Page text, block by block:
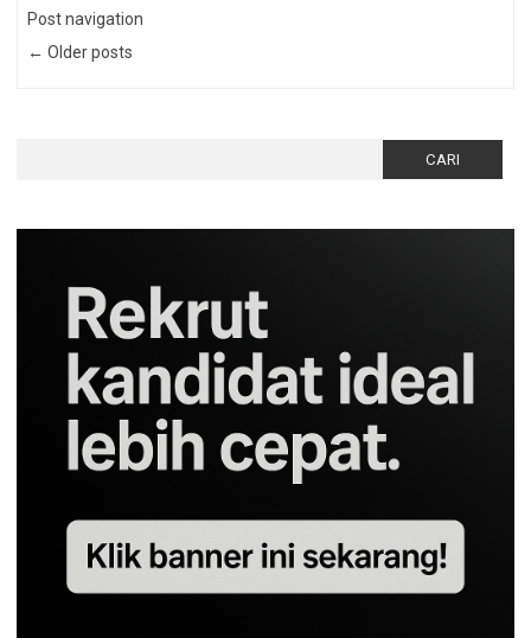
Post navigation
← Older posts